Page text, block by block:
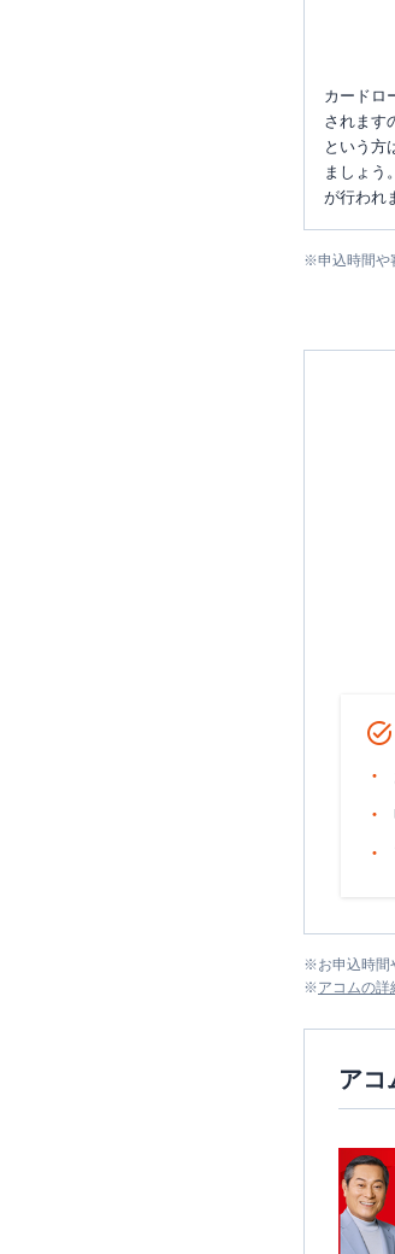
カードロ
されます
という方
ましょう
が行われ
※申込時間や
※お申込時間
※アコムの詳
アコ